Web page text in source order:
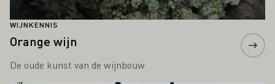
WIJNKENNIS
Orange wijn
De oude kunst van de wijnbouw